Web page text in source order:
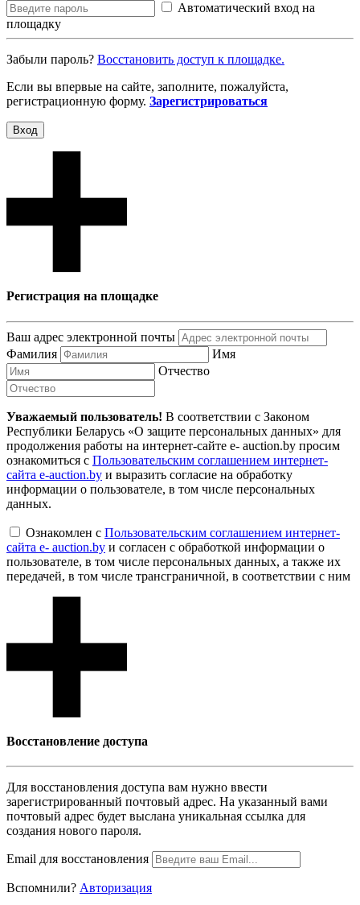
Автоматический вход на
площадку
Забыли пароль? Восcтановить доступ к площадке.
Если вы впервые на сайте, заполните, пожалуйста,
регистрационную форму. Зарегистрироваться
Вход
Регистрация на площадке
Ваш адрес электронной почты
Фамилия
Имя
Отчество
Уважаемый пользователь! В соответствии с Законом
Республики Беларусь «О защите персональных данных» для
продолжения работы на интернет-сайте e- auction.by просим
ознакомиться с Пользовательским соглашением интернет-
сайта e-auction.by и выразить согласие на обработку
информации о пользователе, в том числе персональных
данных.
Ознакомлен с Пользовательским соглашением интернет-
сайта e- auction.by и согласен с обработкой информации о
пользователе, в том числе персональных данных, а также их
передачей, в том числе трансграничной, в соответствии с ним
Восcтановление доступа
Для восcтановления доступа вам нужно ввести
зарегистрированный почтовый адрес. На указанный вами
почтовый адрес будет выслана уникальная ссылка для
создания нового пароля.
Email для восcтановления
Вспомнили? Авторизация